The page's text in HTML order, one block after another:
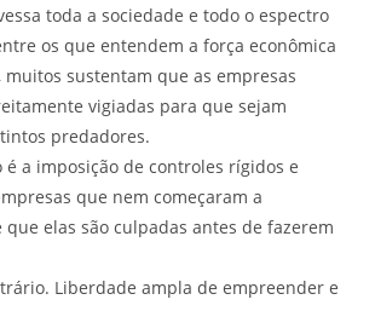
toda a sociedade e todo o espectro
os que entendem a força econômica
sustentam que as empresas
vigiadas para que sejam
predadores.
é a imposição de controles rígidos e
que nem começaram a
que elas são culpadas antes de fazerem
Liberdade ampla de empreender e